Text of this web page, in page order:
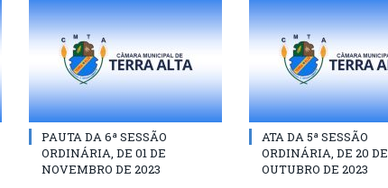
PAUTA DA 6ª SESSÃO
ORDINÁRIA, DE 01 DE
NOVEMBRO DE 2023
ATA DA 5ª SESSÃO
ORDINÁRIA, DE 20 DE
OUTUBRO DE 2023